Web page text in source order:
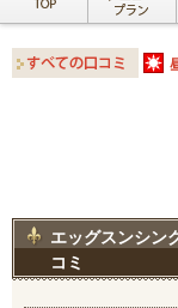
エッグスンシ
コミ